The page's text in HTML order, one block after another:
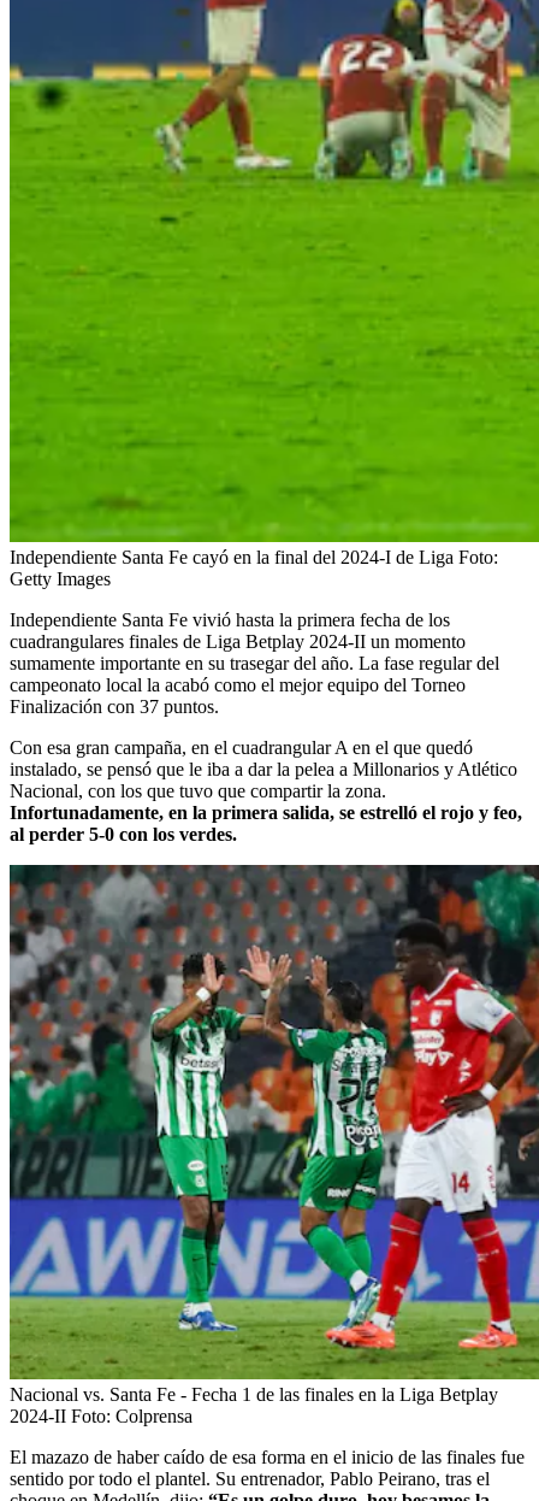
Independiente Santa Fe cayó en la final del 2024-I de Liga Foto:
Getty Images
Independiente Santa Fe vivió hasta la primera fecha de los
cuadrangulares finales de Liga Betplay 2024-II un momento
sumamente importante en su trasegar del año. La fase regular del
campeonato local la acabó como el mejor equipo del Torneo
Finalización con 37 puntos.
Con esa gran campaña, en el cuadrangular A en el que quedó
instalado, se pensó que le iba a dar la pelea a Millonarios y Atlético
Nacional, con los que tuvo que compartir la zona.
Infortunadamente, en la primera salida, se estrelló el rojo y feo,
al perder 5-0 con los verdes.
Nacional vs. Santa Fe - Fecha 1 de las finales en la Liga Betplay
2024-II Foto: Colprensa
El mazazo de haber caído de esa forma en el inicio de las finales fue
sentido por todo el plantel. Su entrenador, Pablo Peirano, tras el